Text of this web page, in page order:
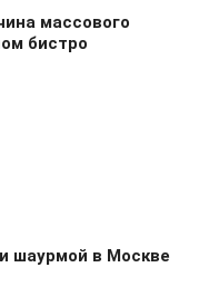
массового
бистро
шаурмой в Москве